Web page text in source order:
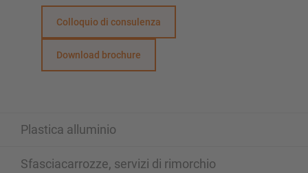
Colloquio di consulenza
Download brochure
Plastica alluminio
Sfasciacarrozze, servizi di rimorchio